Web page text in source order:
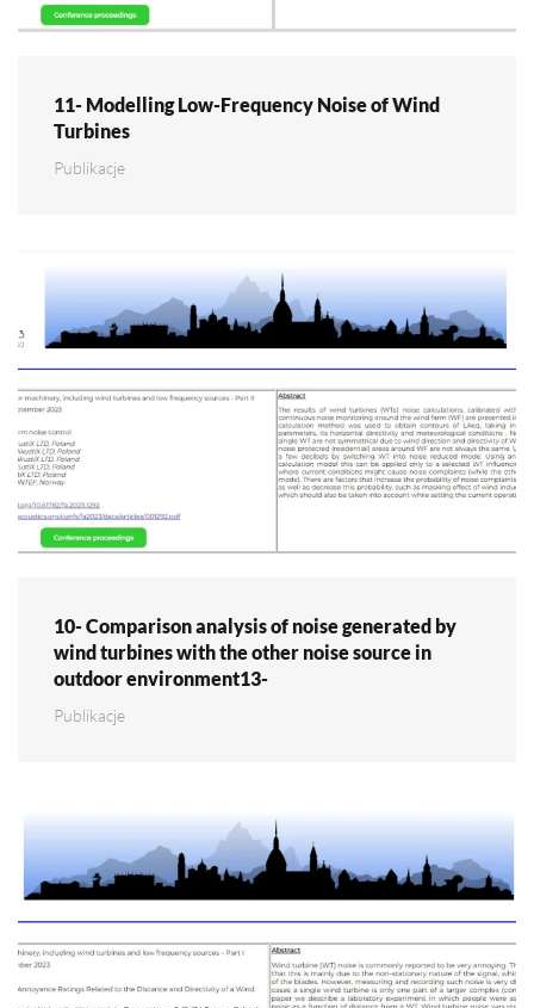
11- Modelling Low-Frequency Noise of Wind
Turbines
Publikacje
10- Comparison analysis of noise generated by
wind turbines with the other noise source in
outdoor environment13-
Publikacje